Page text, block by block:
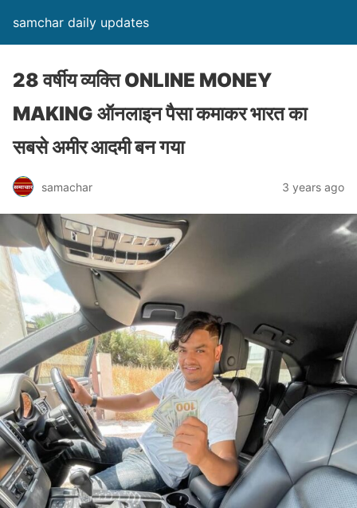
samchar daily updates
28 वर्षीय व्यक्ति ONLINE MONEY
MAKING ऑनलाइन पैसा कमाकर भारत का
सबसे अमीर आदमी बन गया
samachar 3 years ago